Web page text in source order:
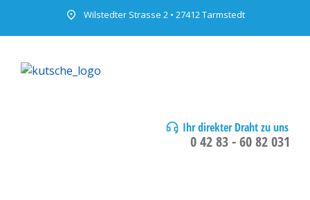
Wilstedter Strasse 2 • 27412 Tarmstedt
Ihr direkter Draht zu uns
0 42 83 - 60 82 031